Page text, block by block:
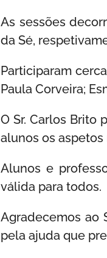
As sessões
da Sé,
Participaram
Paula Corveira;
O Sr. Carlos Brito
alunos os
Alunos e
válida para todos.
Agradecemos ao
pela ajuda que